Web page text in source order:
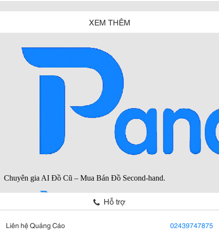
XEM THÊM
Hỗ trợ
Liên hệ Quảng Cáo 02439747875